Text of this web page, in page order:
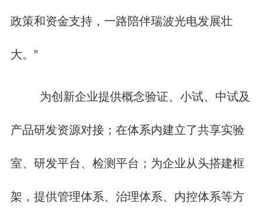
政策和资金支持，一路陪伴瑞波光电发展壮
大。”
为创新企业提供概念验证、小试、中试及
产品研发资源对接；在体系内建立了共享实验
室、研发平台、检测平台；为企业从头搭建框
架，提供管理体系、治理体系、内控体系等方